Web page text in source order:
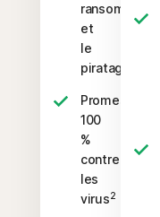
ransomwares
et
le
piratage
Promesse
100
%
contre
les
virus2